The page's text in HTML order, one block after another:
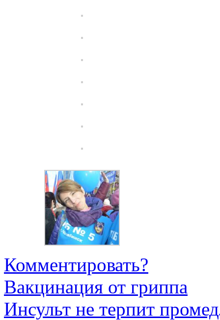
Комментировать?
Вакцинация от гриппа
Инсульт не терпит